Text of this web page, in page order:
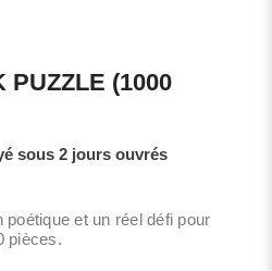
PUZZLE (1000
sous 2 jours ouvrés
et un réel défi pour
pièces.